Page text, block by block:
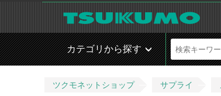
カテゴリから探す
ツクモネットショップ サプライ